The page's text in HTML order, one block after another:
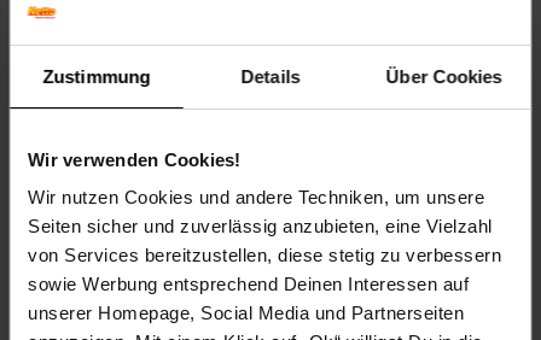
Zustimmung Details Über Cookies
Wir verwenden Cookies!
Wir nutzen Cookies und andere Techniken, um unsere
Seiten sicher und zuverlässig anzubieten, eine Vielzahl
von Services bereitzustellen, diese stetig zu verbessern
sowie Werbung entsprechend Deinen Interessen auf
unserer Homepage, Social Media und Partnerseiten
· Höchstgeschwindigkeit ca. (km/h): 25
· Video: Ja
· Modell
· Fernsteuerung 2,4GHz
· USB-Ladegerät
· Ersatzschiffschraube und Mutter
· Modellständer
· Rammschutz